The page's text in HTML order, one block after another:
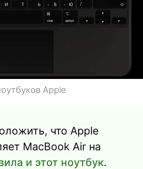
Apple
что Apple
MacBook Air на
и этот ноутбук.